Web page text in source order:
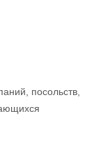
посольств,